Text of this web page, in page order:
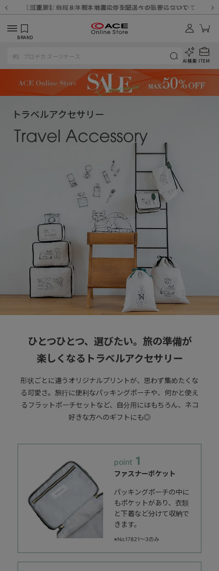
【重要】8/11（火・祝）休業及び配送スケジュールについて
【重要】令和８年熊本地震に伴う配送への影響について
【重要】納品書・領収書ペーパーレス化（電子化）のお知らせ
【重要】天候不良や交通状況・物量増等に伴う配送への影響について
【重要】悪質な詐欺サイトにご注意ください
【重要】各種メールが届かない場合に関しまして
【重要】お問い合わせのご対応に関しまして
【重要】SNSのなりすまし詐欺にご注意ください
BRAND
AI検索 ITEM
トラベルアクセサリー
ひとつひとつ、選びたい。旅の準備が
楽しくなるトラベルアクセサリー
形状ごとに違うオリジナルプリントが、思わず集めたくな
る可愛さ。 旅行に便利なパッキングポーチや、何かと使え
るフラットポーチセットなど、自分用にはもちろん、ネコ
好きな方へのギフトにも◎
point 1
ファスナーポケット
パッキングポーチの中に
もポケットがあり、衣類
と下着など分けて収納で
きます。
※No.17821～3のみ